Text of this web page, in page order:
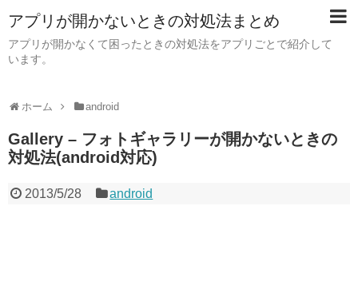
アプリが開かないときの対処法まとめ
アプリが開かなくて困ったときの対処法をアプリごとで紹介して
います。
ホーム android
Gallery – フォトギャラリーが開かないときの
対処法(android対応)
2013/5/28 android